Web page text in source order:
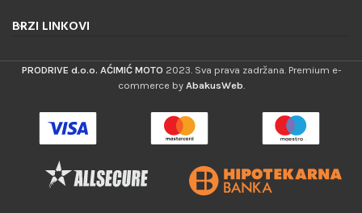
BRZI LINKOVI
PRODRIVE d.o.o. AĆIMIĆ MOTO 2023. Sva prava zadržana. Premium e-
commerce by AbakusWeb